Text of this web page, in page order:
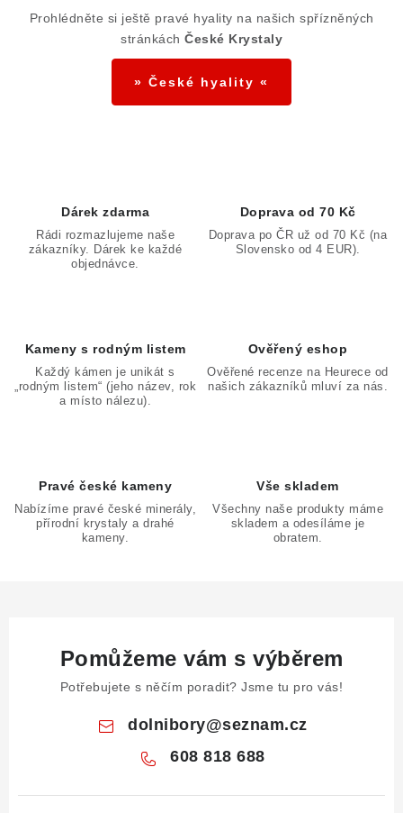
Prohlédněte si ještě pravé hyality na našich spřízněných
stránkách České Krystaly
» České hyality «
Dárek zdarma
Rádi rozmazlujeme naše
zákazníky. Dárek ke každé
objednávce.
Doprava od 70 Kč
Doprava po ČR už od 70 Kč (na
Slovensko od 4 EUR).
Kameny s rodným listem
Každý kámen je unikát s
„rodným listem“ (jeho název, rok
a místo nálezu).
Ověřený eshop
Ověřené recenze na Heurece od
našich zákazníků mluví za nás.
Pravé české kameny
Nabízíme pravé české minerály,
přírodní krystaly a drahé
kameny.
Vše skladem
Všechny naše produkty máme
skladem a odesíláme je
obratem.
Pomůžeme vám s výběrem
Potřebujete s něčím poradit? Jsme tu pro vás!
dolnibory@seznam.cz
608 818 688